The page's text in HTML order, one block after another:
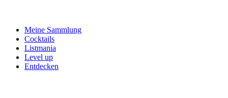
Meine Sammlung
Cocktails
Listmania
Level up
Entdecken